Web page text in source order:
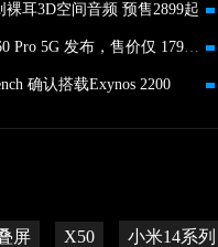
裸耳3D空间音频 预售2899起
5G 鸿蒙超能影像手机 Hi畅享60 Pro 5G 发布，售价仅 1799 元
确认搭载Exynos 2200
屏 X50 小米14系列